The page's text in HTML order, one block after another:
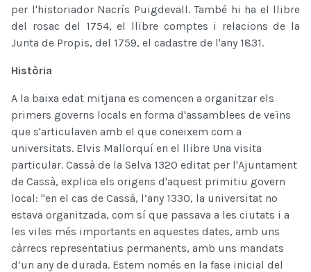
per l'historiador Nacrís Puigdevall. També hi ha el llibre
del rosac del 1754, el llibre comptes i relacions de la
Junta de Propis, del 1759, el cadastre de l'any 1831.
Història
A la baixa edat mitjana es comencen a organitzar els
primers governs locals en forma d'assamblees de veïns
que s'articulaven amb el que coneixem com a
universitats. Elvis Mallorquí en el llibre Una visita
particular. Cassà de la Selva 1320 editat per l'Ajuntament
de Cassà, explica els origens d'aquest primitiu govern
local: "en el cas de Cassà, l’any 1330, la universitat no
estava organitzada, com sí que passava a les ciutats i a
les viles més importants en aquestes dates, amb uns
càrrecs representatius permanents, amb uns mandats
d’un any de durada. Estem només en la fase inicial del